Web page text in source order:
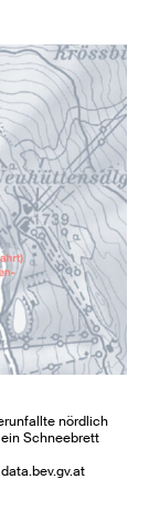
nördlich
Schneebrett